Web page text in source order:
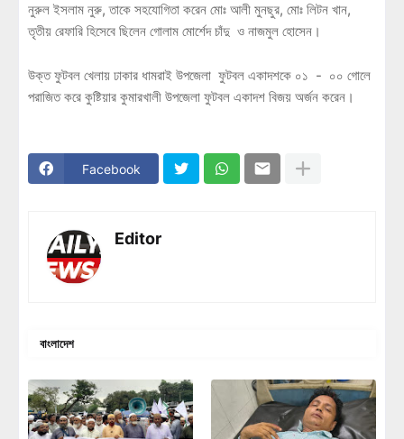
নুরুল ইসলাম নুরু, তাকে সহযোগিতা করেন মোঃ আলী মুনছুর, মোঃ লিটন খান,
তৃতীয় রেফারি হিসেবে ছিলেন গোলাম মোর্শেদ চাঁদু ও নাজমুল হোসেন।
উক্ত ফুটবল খেলায় ঢাকার ধামরাই উপজেলা ফুটবল একাদশকে ০১ - ০০ গোলে
পরাজিত করে কুষ্টিয়ার কুমারখালী উপজেলা ফুটবল একাদশ বিজয় অর্জন করেন।
Facebook
Editor
বাংলাদেশ